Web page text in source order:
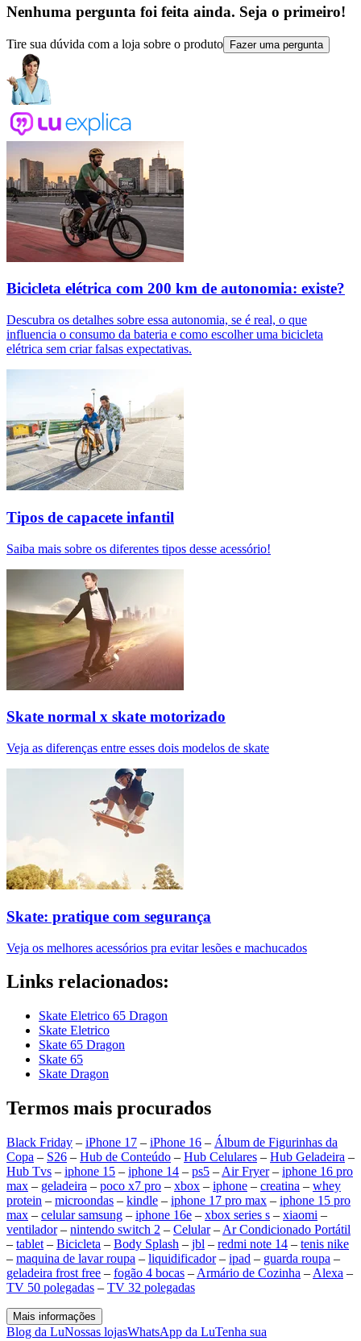
Nenhuma pergunta foi feita ainda. Seja o primeiro!
Tire sua dúvida com a loja sobre o produto Fazer uma pergunta
Bicicleta elétrica com 200 km de autonomia: existe?
Descubra os detalhes sobre essa autonomia, se é real, o que
influencia o consumo da bateria e como escolher uma bicicleta
elétrica sem criar falsas expectativas.
Tipos de capacete infantil
Saiba mais sobre os diferentes tipos desse acessório!
Skate normal x skate motorizado
Veja as diferenças entre esses dois modelos de skate
Skate: pratique com segurança
Veja os melhores acessórios pra evitar lesões e machucados
Links relacionados:
Skate Eletrico 65 Dragon
Skate Eletrico
Skate 65 Dragon
Skate 65
Skate Dragon
Termos mais procurados
Black Friday – iPhone 17 – iPhone 16 – Álbum de Figurinhas da
Copa – S26 – Hub de Conteúdo – Hub Celulares – Hub Geladeira –
Hub Tvs – iphone 15 – iphone 14 – ps5 – Air Fryer– iphone 16 pro
max – geladeira – poco x7 pro – xbox – iphone – creatina – whey
protein – microondas – kindle – iphone 17 pro max – iphone 15 pro
max – celular samsung – iphone 16e – xbox series s – xiaomi –
ventilador– nintendo switch 2 – Celular– Ar Condicionado Portátil
– tablet – Bicicleta – Body Splash – jbl – redmi note 14 – tenis nike
– maquina de lavar roupa – liquidificador– ipad – guarda roupa –
geladeira frost free – fogão 4 bocas – Armário de Cozinha – Alexa –
TV 50 polegadas – TV 32 polegadas
Mais informações
Blog da LuNossas lojasWhatsApp da LuTenha sua